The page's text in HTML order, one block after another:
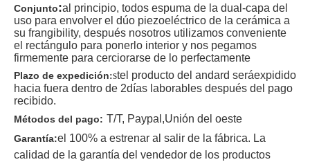
Conjunto:al principio, todos espuma de la dual-capa del
uso para envolver el dúo piezoeléctrico de la cerámica a
su frangibility, después nosotros utilizamos conveniente
el rectángulo para ponerlo interior y nos pegamos
firmemente para cerciorarse de lo perfectamente
Plazo de expedición:stel producto del andard seráexpidido
hacia fuera dentro de 2días laborables después del pago
recibido.
Métodos del pago: T/T, Paypal,Unión del oeste
Garantía:el 100% a estrenar al salir de la fábrica. La
calidad de la garantía del vendedor de los productos